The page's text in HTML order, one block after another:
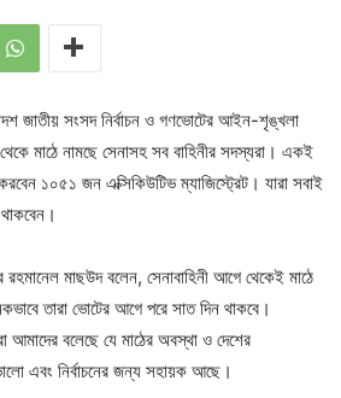
জাতীয় সংসদ নির্বাচন ও গণভোটের আইন-শৃঙ্খলা
মাঠে নামছে সেনাসহ সব বাহিনীর সদস্যরা। একই
১০৫১ জন এক্সিকিউটিভ ম্যাজিস্ট্রেট। যারা সবাই
রহমানেল মাছউদ বলেন, সেনাবাহিনী আগে থেকেই মাঠে
তারা ভোটের আগে পরে সাত দিন থাকবে।
আমাদের বলেছে যে মাঠের অবস্থা ও দেশের
এবং নির্বাচনের জন্য সহায়ক আছে।